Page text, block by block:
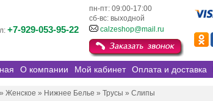
пн-пт: 09:00-17:00
сб-вс: выходной
+7-929-053-95-22 calzeshop@mail.ru
О компании Мой кабинет Оплата и доставка
» Женское » Нижнее Белье » Трусы » Слипы